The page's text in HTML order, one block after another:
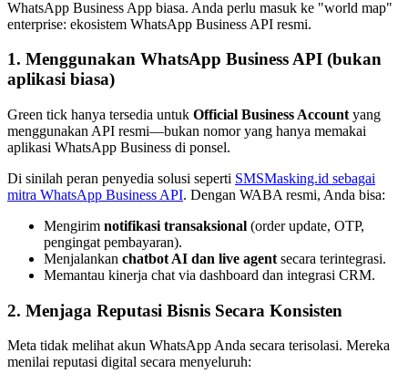
WhatsApp Business App biasa. Anda perlu masuk ke "world map"
enterprise: ekosistem WhatsApp Business API resmi.
1. Menggunakan WhatsApp Business API (bukan
aplikasi biasa)
Green tick hanya tersedia untuk Official Business Account yang
menggunakan API resmi—bukan nomor yang hanya memakai
aplikasi WhatsApp Business di ponsel.
Di sinilah peran penyedia solusi seperti SMSMasking.id sebagai
mitra WhatsApp Business API. Dengan WABA resmi, Anda bisa:
Mengirim notifikasi transaksional (order update, OTP,
pengingat pembayaran).
Menjalankan chatbot AI dan live agent secara terintegrasi.
Memantau kinerja chat via dashboard dan integrasi CRM.
2. Menjaga Reputasi Bisnis Secara Konsisten
Meta tidak melihat akun WhatsApp Anda secara terisolasi. Mereka
menilai reputasi digital secara menyeluruh: